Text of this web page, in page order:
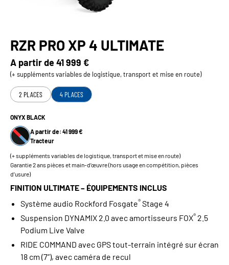
RZR PRO XP 4 ULTIMATE
A partir de41 999 €
(+ suppléments variables de logistique, transport et mise en route)
2 PLACES 4 PLACES
ONYX BLACK
A partir de: 41 999 €
Tracteur
(+ suppléments variables de logistique, transport et mise en route)
Garantie 2 ans pièces et main-d’œuvre (hors usage en compétition, pièces
d’usure)
FINITION ULTIMATE – ÉQUIPEMENTS INCLUS
Système audio Rockford Fosgate® Stage 4
Suspension DYNAMIX 2.0 avec amortisseurs FOX® 2.5
Podium Live Valve
RIDE COMMAND avec GPS tout‑terrain intégré sur écran
18 cm (7”), avec caméra de recul